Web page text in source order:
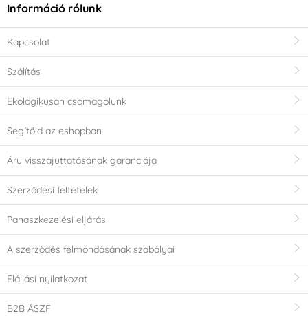
Információ rólunk
Kapcsolat
Szálítás
Ekologikusan csomagolunk
Segítőid az eshopban
Áru visszajuttatásának garanciája
Szerződési feltételek
Panaszkezelési eljárás
A szerződés felmondásának szabályai
Elállási nyilatkozat
B2B ÁSZF